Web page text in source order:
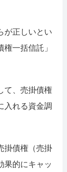
が正しいとい
一括信託」
て、売掛債権
入れる資金調
掛債権（売掛
果的にキャッ